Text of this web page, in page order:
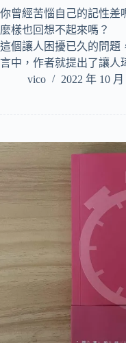
你曾經苦惱自己的記性差
麼樣也回想不起來嗎？
這個讓人困擾已久的問題
言中，作者就提出了讓人
vico
2022 年 10 月